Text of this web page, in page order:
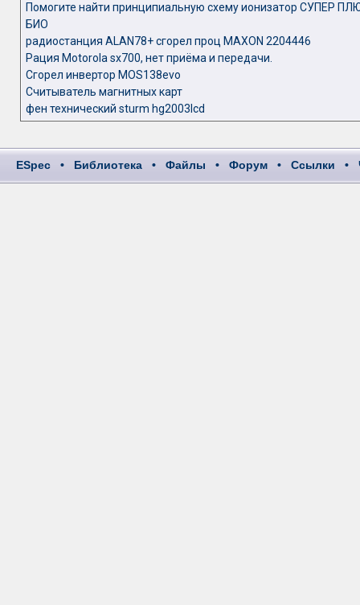
Помогите найти принципиальную схему ионизатор СУПЕР
БИО
радиостанция ALAN78+ сгорел проц MAXON 2204446
Рация Motorola sx700, нет приёма и передачи.
Сгорел инвертор MOS138evo
Считыватель магнитных карт
фен технический sturm hg2003lcd
ESpec • Библиотека • Файлы • Форум • Ссылки •